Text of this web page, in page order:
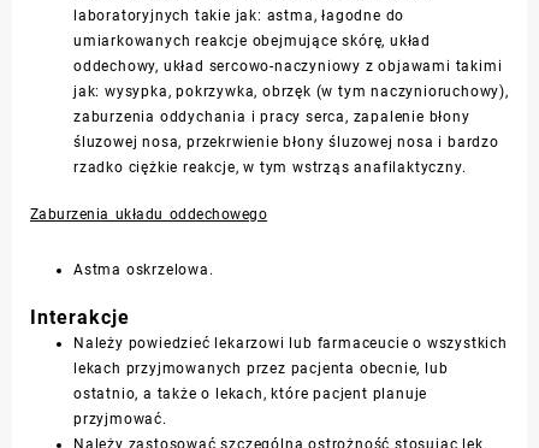
laboratoryjnych takie jak: astma, łagodne do
umiarkowanych reakcje obejmujące skórę, układ
oddechowy, układ sercowo-naczyniowy z objawami takimi
jak: wysypka, pokrzywka, obrzęk (w tym naczynioruchowy),
zaburzenia oddychania i pracy serca, zapalenie błony
śluzowej nosa, przekrwienie błony śluzowej nosa i bardzo
rzadko ciężkie reakcje, w tym wstrząs anafilaktyczny.
Zaburzenia układu oddechowego
Astma oskrzelowa.
Interakcje
Należy powiedzieć lekarzowi lub farmaceucie o wszystkich
lekach przyjmowanych przez pacjenta obecnie, lub
ostatnio, a także o lekach, które pacjent planuje
przyjmować.
Należy zastosować szczególną ostrożność stosując lek